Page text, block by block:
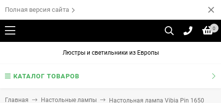
Полная версия сайта
0
Люстры и светильники из Европы
КАТАЛОГ ТОВАРОВ
Главная Настольные лампы Настольная лампа Vibia Pin 1650